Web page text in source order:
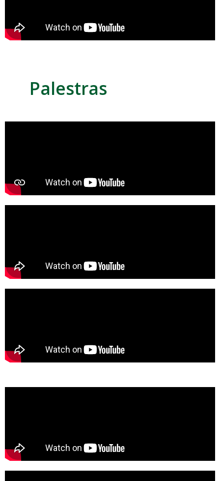
Palestras